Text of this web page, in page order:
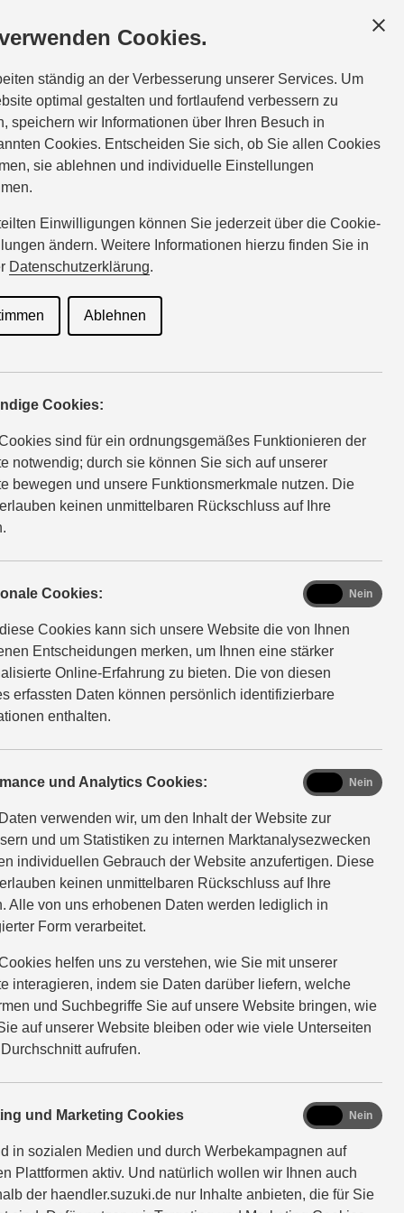
Cookies.
ständig an der Verbesserung unserer Services. Um
optimal gestalten und fortlaufend verbessern zu
speichern wir Informationen über Ihren Besuch in
Cookies. Entscheiden Sie sich, ob Sie allen Cookies
sie ablehnen und individuelle Einstellungen
Einwilligungen können Sie jederzeit über die Cookie-
ändern. Weitere Informationen hierzu finden Sie in
Datenschutzerklärung.
Ablehnen
Cookies:
sind für ein ordnungsgemäßes Funktionieren der
notwendig; durch sie können Sie sich auf unserer
bewegen und unsere Funktionsmerkmale nutzen. Die
keinen unmittelbaren Rückschluss auf Ihre
Cookies:
Cookies kann sich unsere Website die von Ihnen
Entscheidungen merken, um Ihnen eine stärker
Online-Erfahrung zu bieten. Die von diesen
erfassten Daten können persönlich identifizierbare
enthalten.
functional
Nein
und Analytics Cookies:
verwenden wir, um den Inhalt der Website zur
und um Statistiken zu internen Marktanalysezwecken
individuellen Gebrauch der Website anzufertigen. Diese
keinen unmittelbaren Rückschluss auf Ihre
Alle von uns erhobenen Daten werden lediglich in
Form verarbeitet.
helfen uns zu verstehen, wie Sie mit unserer
interagieren, indem sie Daten darüber liefern, welche
und Suchbegriffe Sie auf unsere Website bringen, wie
auf unserer Website bleiben oder wie viele Unterseiten
aufrufen.
analyticsNein
und Marketing Cookies
in sozialen Medien und durch Werbekampagnen auf
Plattformen aktiv. Und natürlich wollen wir Ihnen auch
der haendler.suzuki.de nur Inhalte anbieten, die für Sie
marketing
Nein
ÜBER UNS
sturm@suzuki-handel.de
Auftritt ist damit auf
Klasse: D
klare Linien mit dynamischem Schwung, stilvolles
Ausstrahlung. Der markante Kühlergrill und die
in glänzendem Schwarz machen ihn unverwechselbar.
VEREINBAREN